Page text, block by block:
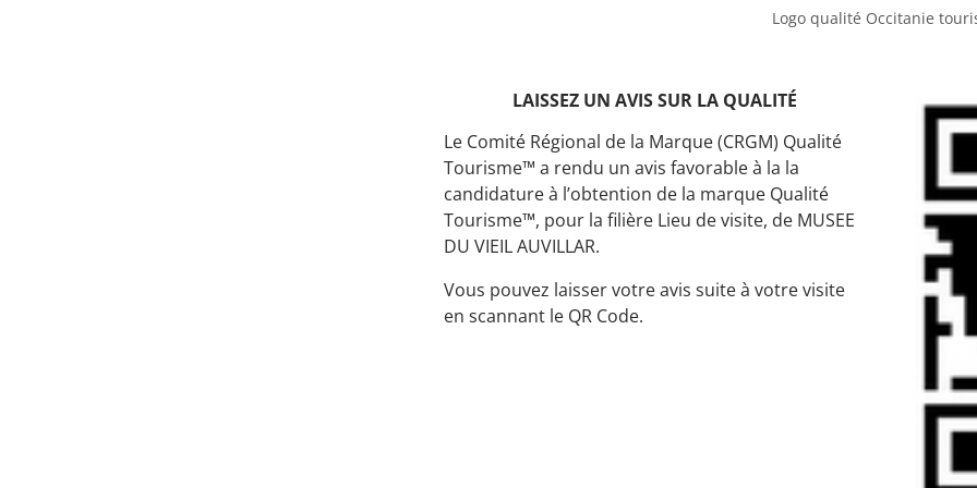
Logo qualité Occitanie
LAISSEZ UN AVIS SUR LA QUALITÉ
Le Comité Régional de la Marque (CRGM) Qualité
Tourisme™ a rendu un avis favorable à la la
candidature à l’obtention de la marque Qualité
Tourisme™, pour la filière Lieu de visite, de MUSEE
DU VIEIL AUVILLAR.
Vous pouvez laisser votre avis suite à votre visite
en scannant le QR Code.